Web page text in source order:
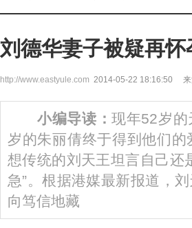
刘德华妻子被疑再
http://www.eastyule.com 2014-05-22 18:16:50 来
小编导读：现年52岁
岁的朱丽倩终于得到他们
想传统的刘天王坦言自己还
急”。根据港媒最新报道，
向笃信地藏